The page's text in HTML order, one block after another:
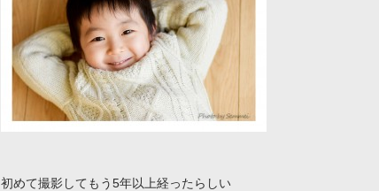
初めて撮影してもう5年以上経ったらしい